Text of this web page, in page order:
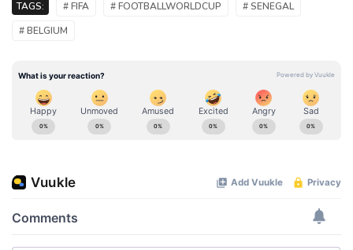
TAGS: # FIFA # FOOTBALLWORLDCUP
# SENEGAL
# BELGIUM